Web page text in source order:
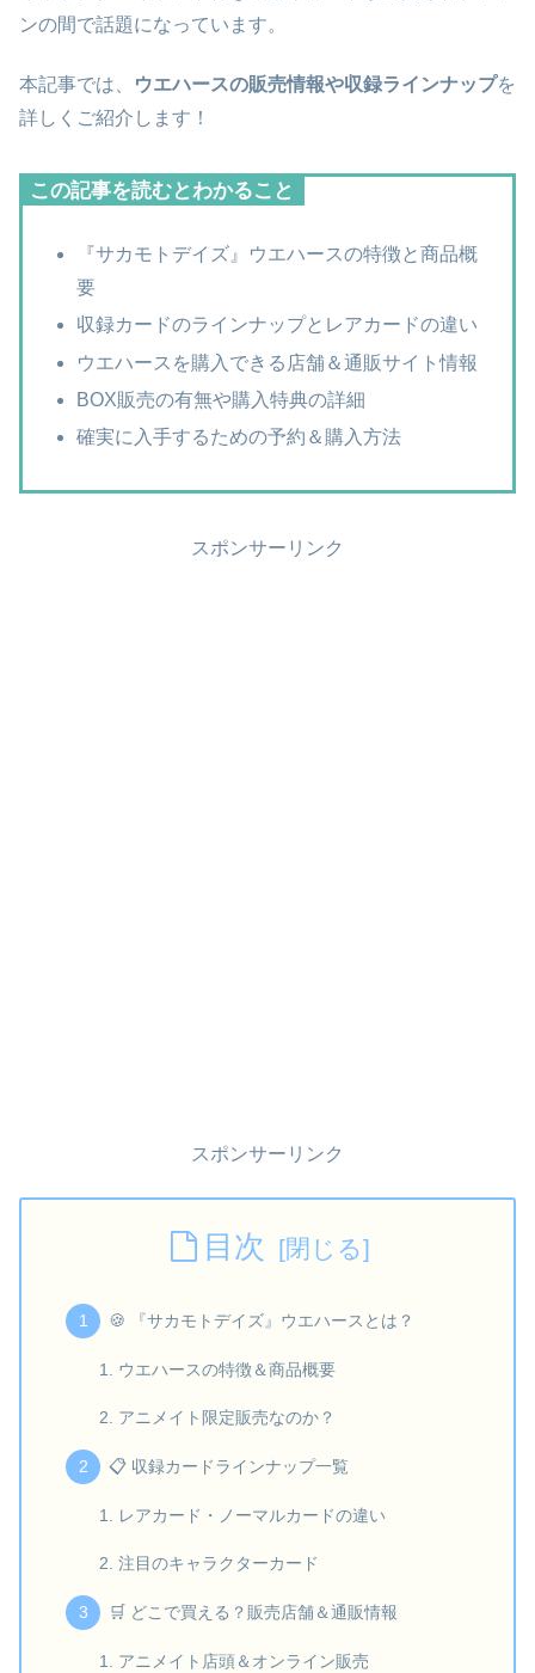
ンの間で話題になっています。
本記事では、 ウエハースの販売情報や収録ラインナップを
詳しくご紹介します！
この記事を読むとわかること
『サカモトデイズ』ウエハースの特徴と商品概
要
収録カードのラインナップとレアカードの違い
ウエハースを購入できる店舗＆通販サイト情報
BOX販売の有無や購入特典の詳細
確実に入手するための予約＆購入方法
スポンサーリンク
スポンサーリンク
目次
🍪 『サカモトデイズ』ウエハースとは？
ウエハースの特徴＆商品概要
アニメイト限定販売なのか？
📋 収録カードラインナップ一覧
レアカード・ノーマルカードの違い
注目のキャラクターカード
🛒 どこで買える？販売店舗＆通販情報
アニメイト店頭＆オンライン販売